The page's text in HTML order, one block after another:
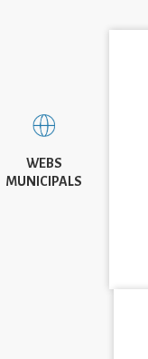
WEBS
MUNICIPALS